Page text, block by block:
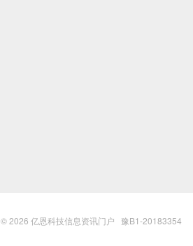
© 2026 亿恩科技信息资讯门户 豫B1-20183354